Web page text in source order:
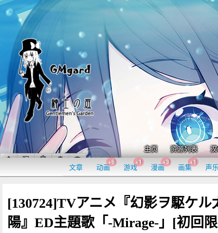
主页 资源列表
文章 动画
+6
游戏
+1
漫画
+3
画集
+1
声
[130724]TVアニメ『幻影ヲ駆ケル
陽』ED主題歌「-Mirage-」[初回